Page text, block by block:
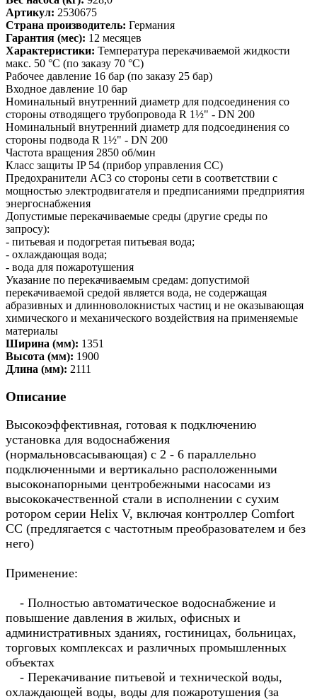
Артикул: 2530675
Страна производитель: Германия
Гарантия (мес): 12 месяцев
Характеристики: Температура перекачиваемой жидкости
макс. 50 °C (по заказу 70 °C)
Рабочее давление 16 бар (по заказу 25 бар)
Входное давление 10 бар
Номинальный внутренний диаметр для подсоединения со
стороны отводящего трубопровода R 1½" - DN 200
Номинальный внутренний диаметр для подсоединения со
стороны подвода R 1½" - DN 200
Частота вращения 2850 об/мин
Класс защиты IP 54 (прибор управления CC)
Предохранители AC3 со стороны сети в соответствии с
мощностью электродвигателя и предписаниями предприятия
энергоснабжения
Допустимые перекачиваемые среды (другие среды по
запросу):
- питьевая и подогретая питьевая вода;
- охлаждающая вода;
- вода для пожаротушения
Указание по перекачиваемым средам: допустимой
перекачиваемой средой является вода, не содержащая
абразивных и длинноволокнистых частиц и не оказывающая
химического и механического воздействия на применяемые
материалы
Ширина (мм): 1351
Высота (мм): 1900
Длина (мм): 2111
Описание
Высокоэффективная, готовая к подключению
установка для водоснабжения
(нормальновсасывающая) с 2 - 6 параллельно
подключенными и вертикально расположенными
высоконапорными центробежными насосами из
высококачественной стали в исполнении с сухим
ротором серии Helix V, включая контроллер Comfort
CC (предлягается с частотным преобразователем и без
него)
Применение:
- Полностью автоматическое водоснабжение и
повышение давления в жилых, офисных и
административных зданиях, гостиницах, больницах,
торговых комплексах и различных промышленных
объектах
- Перекачивание питьевой и технической воды,
охлаждающей воды, воды для пожаротушения (за